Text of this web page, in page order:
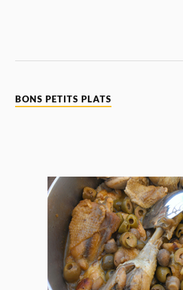
BONS PETITS PLATS